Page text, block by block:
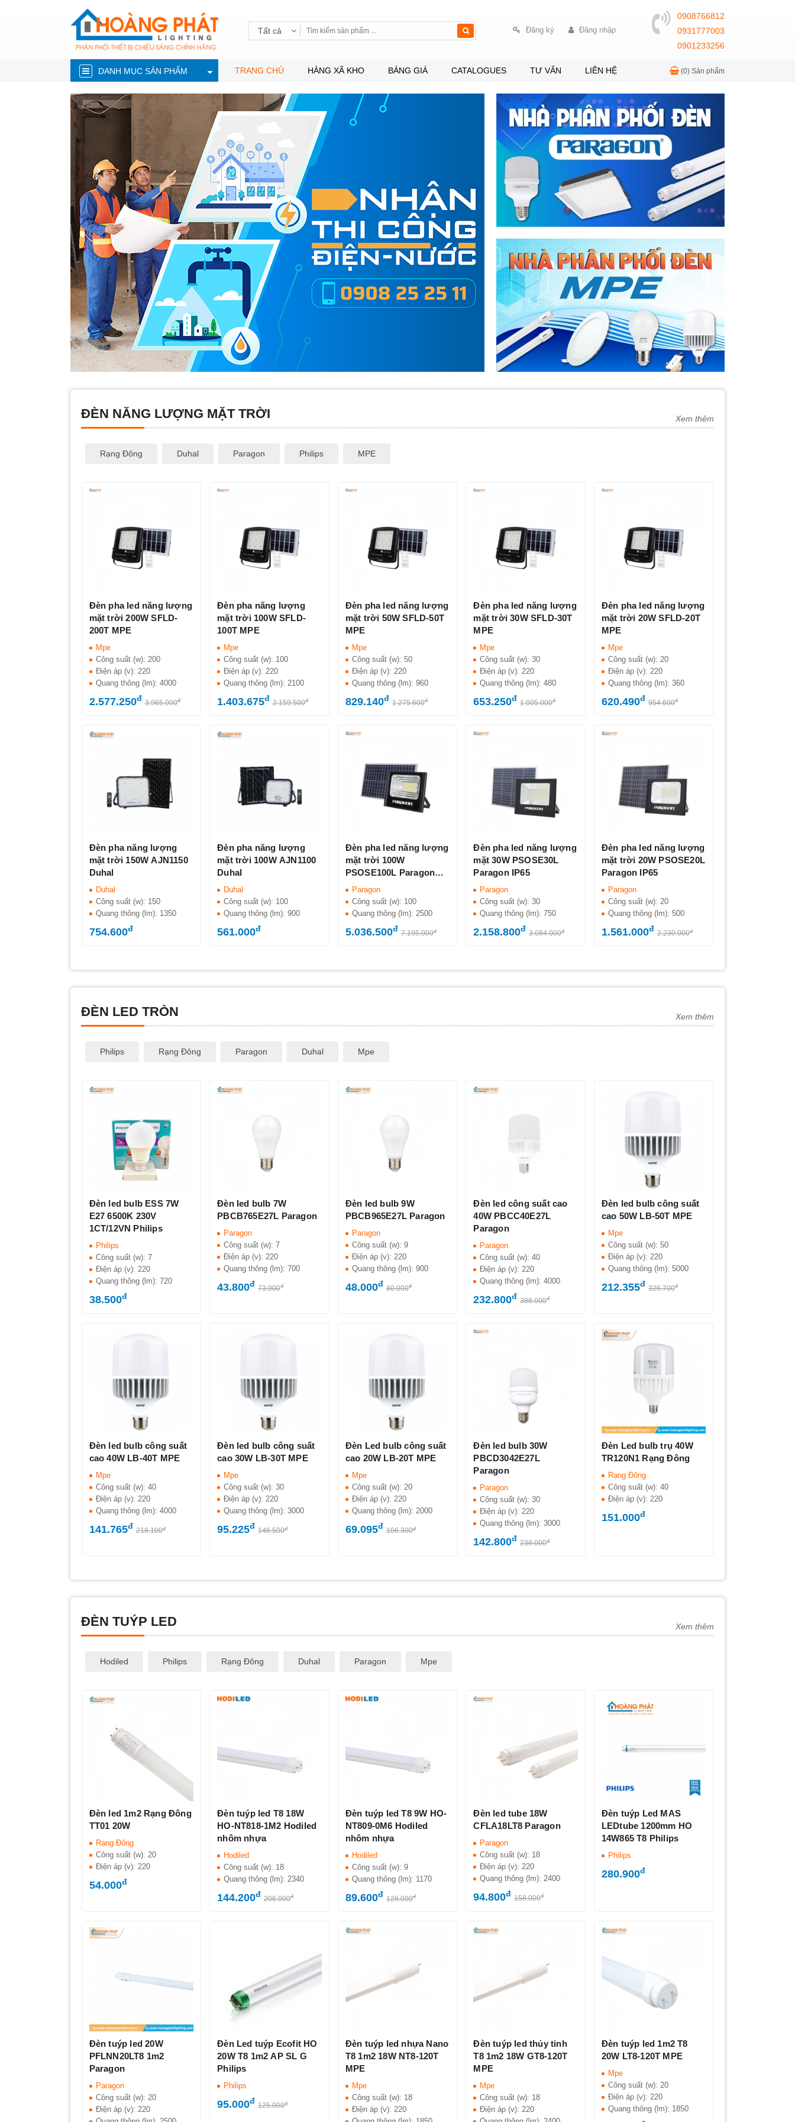
Tất cả Đăng ký Đăng nhập
0908766812
0931777003
0901233256
DANH MỤC SẢN PHẨM TRANG CHỦ HÀNG XÃ KHO BẢNG GIÁ CATALOGUES TƯ VẤN LIÊN HỆ (0) Sản phẩm
ĐÈN NĂNG LƯỢNG MẶT TRỜI Xem thêm
Rạng Đông Duhal Paragon Philips MPE
Đèn pha led năng lượng
mặt trời 200W SFLD-
200T MPE
Mpe
Công suất (w): 200
Điện áp (v): 220
Quang thông (lm): 4000
2.577.250đ 3.965.000đ
Đèn pha năng lượng
mặt trời 100W SFLD-
100T MPE
Mpe
Công suất (w): 100
Điện áp (v): 220
Quang thông (lm): 2100
1.403.675đ 2.159.500đ
Đèn pha led năng lượng
mặt trời 50W SFLD-50T
MPE
Mpe
Công suất (w): 50
Điện áp (v): 220
Quang thông (lm): 960
829.140đ 1.275.600đ
Đèn pha led năng lượng
mặt trời 30W SFLD-30T
MPE
Mpe
Công suất (w):30
Điện áp (v): 220
Quang thông (lm):480
653.250đ 1.005.000đ
Đèn pha led năng lượng
mặt trời 20W SFLD-20T
MPE
Mpe
Công suất (w): 20
Điện áp (v): 220
Quang thông (lm): 360
620.490đ 954.600đ
Đèn pha năng lượng
mặt trời 150W AJN1150
Duhal
Duhal
Công suất (w): 150
Quang thông (lm): 1350
754.600đ
Đèn pha năng lượng
mặt trời 100W AJN1100
Duhal
Duhal
Công suất (w): 100
Quang thông (lm):900
561.000đ
Đèn pha led năng lượng
mặt trời 100W
PSOSE100L Paragon
IP65
Paragon
Công suất (w): 100
Quang thông (lm): 2500
5.036.500đ 7.195.000đ
Đèn pha led năng lượng
mặt 30W PSOSE30L
Paragon IP65
Paragon
Công suất (w):30
Quang thông (lm):750
2.158.800đ 3.084.000đ
Đèn pha led năng lượng
mặt trời 20W PSOSE20L
Paragon IP65
Paragon
Công suất (w): 20
Quang thông (lm): 500
1.561.000đ 2.230.000đ
ĐÈN LED TRÒN Xem thêm
Philips Rạng Đông Paragon Duhal Mpe
Đèn led bulb ESS 7W
E27 6500K 230V
1CT/12VN Philips
Philips
Công suất (w): 7
Điện áp (v): 220
Quang thông (lm): 720
38.500đ
Đèn led bulb 7W
PBCB765E27L Paragon
Paragon
Công suất (w):7
Điện áp (v): 220
Quang thông (lm):700
43.800đ 73.000đ
Đèn led bulb 9W
PBCB965E27L Paragon
Paragon
Công suất (w): 9
Điện áp (v): 220
Quang thông (lm): 900
48.000đ 80.000đ
Đèn led công suất cao
40W PBCC40E27L
Paragon
Paragon
Công suất (w):40
Điện áp (v): 220
Quang thông (lm):4000
232.800đ 388.000đ
Đèn led bulb công suất
cao 50W LB-50T MPE
Mpe
Công suất (w): 50
Điện áp (v): 220
Quang thông (lm): 5000
212.355đ 326.700đ
Đèn led bulb công suất
cao 40W LB-40T MPE
Mpe
Công suất (w): 40
Điện áp (v): 220
Quang thông (lm): 4000
141.765đ 218.100đ
Đèn led bulb công suất
cao 30W LB-30T MPE
Mpe
Công suất (w):30
Điện áp (v):220
Quang thông (lm):3000
95.225đ 146.500đ
Đèn Led bulb công suất
cao 20W LB-20T MPE
Mpe
Công suất (w): 20
Điện áp (v): 220
Quang thông (lm): 2000
69.095đ 106.300đ
Đèn led bulb 30W
PBCD3042E27L
Paragon
Paragon
Công suất (w):30
Điện áp (v):220
Quang thông (lm):3000
142.800đ 238.000đ
Đèn Led bulb trụ 40W
TR120N1 Rạng Đông
Rạng Đông
Công suất (w): 40
Điện áp (v): 220
151.000đ
ĐÈN TUÝP LED Xem thêm
Hodiled Philips Rạng Đông Duhal Paragon Mpe
Đèn led 1m2 Rạng Đông
TT01 20W
Rạng Đông
Công suất (w): 20
Điện áp (v): 220
54.000đ
Đèn tuýp led T8 18W
HO-NT818-1M2 Hodiled
nhôm nhựa
Hodiled
Công suất (w): 18
Quang thông (lm): 2340
144.200đ 206.000đ
Đèn tuýp led T8 9W HO-
NT809-0M6 Hodiled
nhôm nhựa
Hodiled
Công suất (w): 9
Quang thông (lm): 1170
89.600đ 128.000đ
Đèn led tube 18W
CFLA18LT8 Paragon
Paragon
Công suất (w): 18
Điện áp (v): 220
Quang thông (lm): 2400
94.800đ 158.000đ
Đèn tuýp Led MAS
LEDtube 1200mm HO
14W865 T8 Philips
Philips
280.900đ
Đèn tuýp led 20W
PFLNN20LT8 1m2
Paragon
Paragon
Công suất (w): 20
Điện áp (v): 220
Đèn Led tuýp Ecofit HO
20W T8 1m2 AP SL G
Philips
Philips
95.000đ 125.000đ
Đèn tuýp led nhựa Nano
T8 1m2 18W NT8-120T
MPE
Mpe
Công suất (w): 18
Điện áp (v): 220
Đèn tuýp led thủy tinh
T8 1m2 18W GT8-120T
MPE
Mpe
Công suất (w): 18
Điện áp (v):220
Đèn tuýp led 1m2 T8
20W LT8-120T MPE
Mpe
Công suất (w): 20
Điện áp (v): 220
Quang thông (lm): 1850